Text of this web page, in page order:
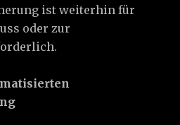
ist weiterhin für
oder zur